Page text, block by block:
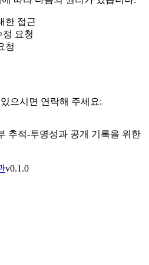
한 접근
요청
청
으시면 연락해 주세요:
추적-투명성과 공개 기록을 위한
v0.1.0